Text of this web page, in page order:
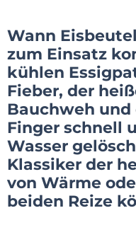
Wann
zum Einsatz
kühlen
Fieber, der
Bauchweh
Finger schnell
Wasser
Klassiker der
von Wärme
beiden Reize